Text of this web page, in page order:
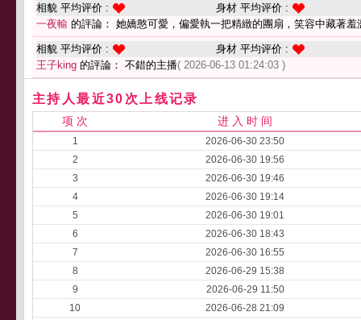
相貌 平均评价 :
身材 平均评价 :
一夜輸 的評論： 她嬌憨可愛，偏愛執一把精緻的團扇，笑容中藏著羞
相貌 平均评价 :
身材 平均评价 :
王子king 的評論： 不錯的主播( 2026-06-13 01:24:03 )
主持人最近30次上线记录
项 次 进 入 时 间
1
2026-06-30 23:50
2
2026-06-30 19:56
3
2026-06-30 19:46
4
2026-06-30 19:14
5
2026-06-30 19:01
6
2026-06-30 18:43
7
2026-06-30 16:55
8
2026-06-29 15:38
9
2026-06-29 11:50
10
2026-06-28 21:09